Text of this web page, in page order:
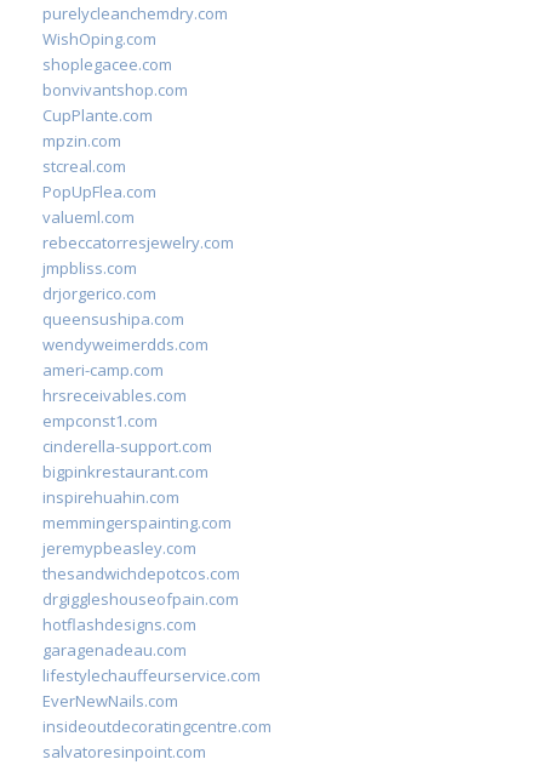
purelycleanchemdry.com
WishOping.com
shoplegacee.com
bonvivantshop.com
CupPlante.com
mpzin.com
stcreal.com
PopUpFlea.com
valueml.com
rebeccatorresjewelry.com
jmpbliss.com
drjorgerico.com
queensushipa.com
wendyweimerdds.com
ameri-camp.com
hrsreceivables.com
empconst1.com
cinderella-support.com
bigpinkrestaurant.com
inspirehuahin.com
memmingerspainting.com
jeremypbeasley.com
thesandwichdepotcos.com
drgiggleshouseofpain.com
hotflashdesigns.com
garagenadeau.com
lifestylechauffeurservice.com
EverNewNails.com
insideoutdecoratingcentre.com
salvatoresinpoint.com